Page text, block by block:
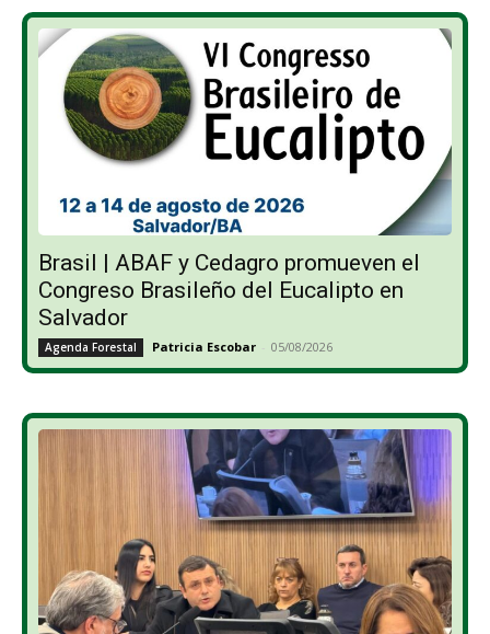
Brasil | ABAF y Cedagro promueven el
Congreso Brasileño del Eucalipto en
Salvador
Agenda Forestal Patricia Escobar - 05/08/2026